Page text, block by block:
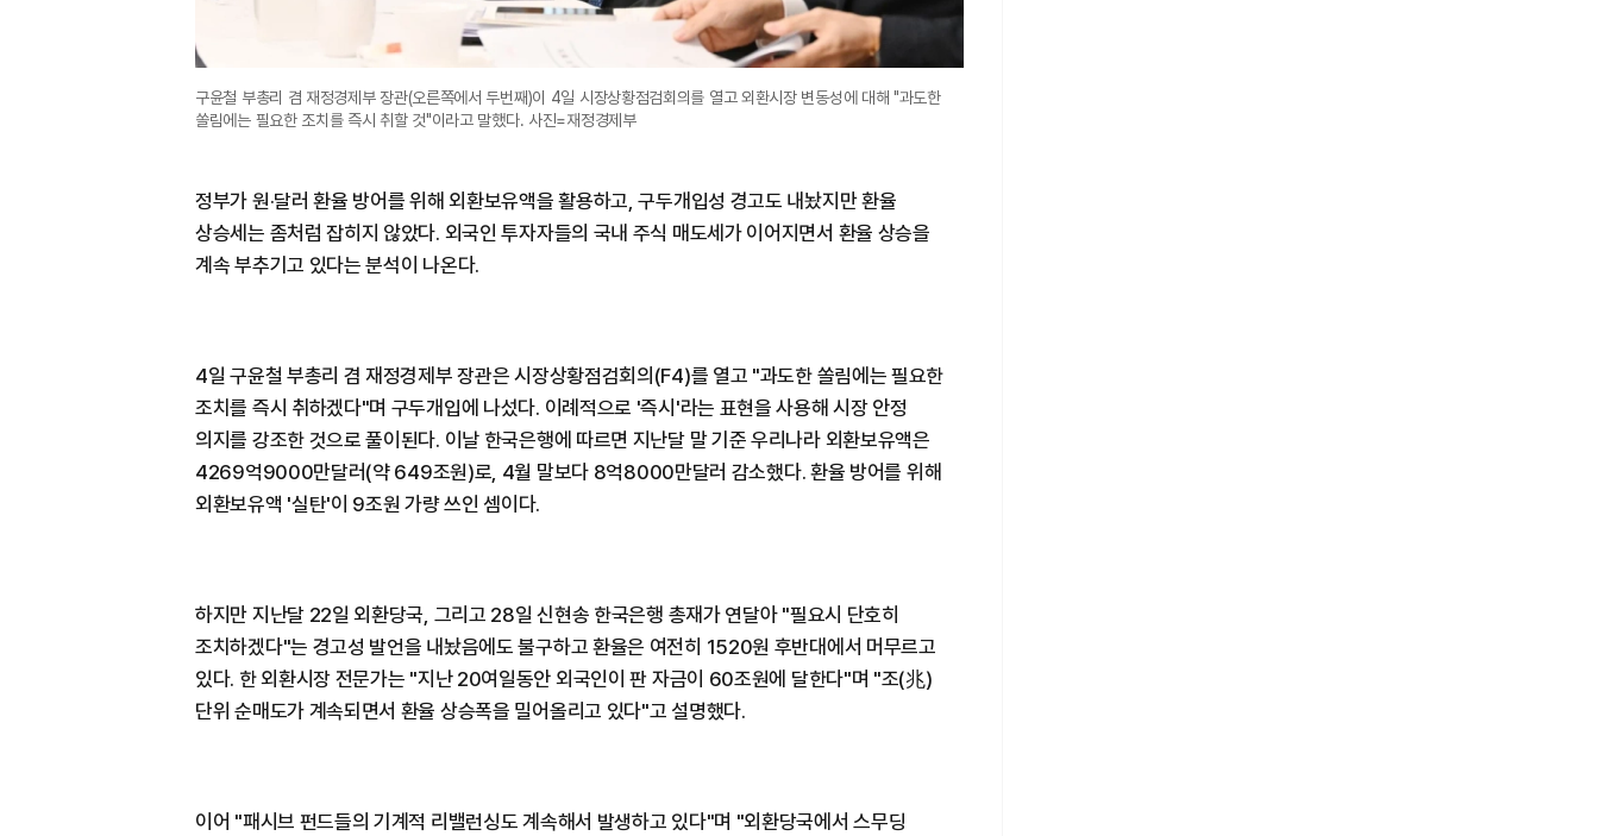
구윤철 부총리 겸 재정경제부 장관(오른쪽에서 두번째)이 4일 시장상황점검회의를 열고 외환시장 변동성에 대해 "과도한
쏠림에는 필요한 조치를 즉시 취할 것"이라고 말했다. 사진=재정경제부
정부가 원·달러 환율 방어를 위해 외환보유액을 활용하고, 구두개입성 경고도 내놨지만 환율
상승세는 좀처럼 잡히지 않았다. 외국인 투자자들의 국내 주식 매도세가 이어지면서 환율 상승을
계속 부추기고 있다는 분석이 나온다.
4일 구윤철 부총리 겸 재정경제부 장관은 시장상황점검회의(F4)를 열고 "과도한 쏠림에는 필요한
조치를 즉시 취하겠다"며 구두개입에 나섰다. 이례적으로 '즉시'라는 표현을 사용해 시장 안정
의지를 강조한 것으로 풀이된다. 이날 한국은행에 따르면 지난달 말 기준 우리나라 외환보유액은
4269억9000만달러(약 649조원)로, 4월 말보다 8억8000만달러 감소했다. 환율 방어를 위해
외환보유액 '실탄'이 9조원 가량 쓰인 셈이다.
하지만 지난달 22일 외환당국, 그리고 28일 신현송 한국은행 총재가 연달아 "필요시 단호히
조치하겠다"는 경고성 발언을 내놨음에도 불구하고 환율은 여전히 1520원 후반대에서 머무르고
있다. 한 외환시장 전문가는 "지난 20여일동안 외국인이 판 자금이 60조원에 달한다"며 "조(兆)
단위 순매도가 계속되면서 환율 상승폭을 밀어올리고 있다"고 설명했다.
이어 "패시브 펀드들의 기계적 리밸런싱도 계속해서 발생하고 있다"며 "외환당국에서 스무딩